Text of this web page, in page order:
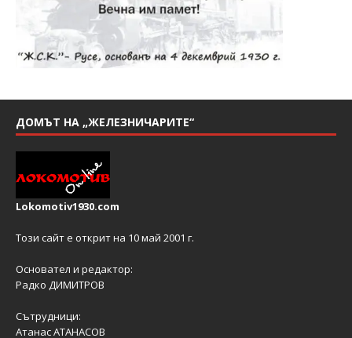
ДОМЪТ НА „ЖЕЛЕЗНИЧАРИТЕ“
Lokomotiv1930.com
Този сайт е открит на 10 май 2001 г.
Основател и редактор:
Радко ДИМИТРОВ
Сътрудници:
Атанас АТАНАСОВ